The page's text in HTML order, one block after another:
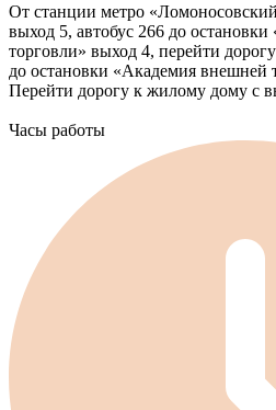
От станции метро
выход 5, автобус 266 до
торговли» выход 4, перейти
до остановки «Академия внешней
Перейти дорогу к жилому дому с
Часы работы